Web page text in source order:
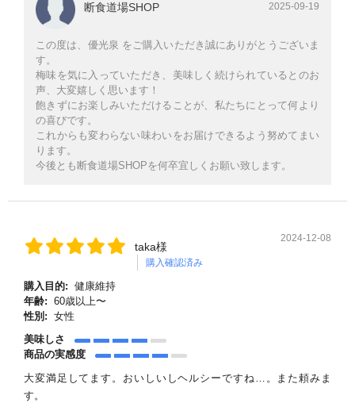
断食道場SHOP 2025-09-19
この度は、優光泉 をご購入いただき誠にありがとうございま
す。
梅味を気に入っていただき、美味しく続けられているとのお
声、大変嬉しく思います！
飽きずにお楽しみいただけることが、私たちにとって何より
の喜びです。
これからも変わらない味わいをお届けできるよう努めてまい
ります。
今後とも断食道場SHOPを何卒宜しくお願い致します。
taka様
購入確認済み
2024-12-08
購入目的: 健康維持
年齢: 60歳以上〜
性別: 女性
美味しさ
商品の実感度
大変満足してます。おいしいしヘルシーですね…。また頼みま
す。